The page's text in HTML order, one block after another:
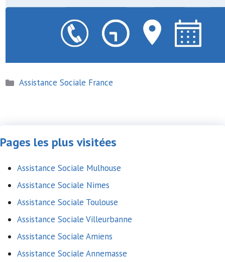
Catégories
Assistance Sociale France
Pages les plus visitées
Assistance Sociale Mulhouse
Assistance Sociale Nimes
Assistance Sociale Toulouse
Assistance Sociale Villeurbanne
Assistance Sociale Amiens
Assistance Sociale Annemasse